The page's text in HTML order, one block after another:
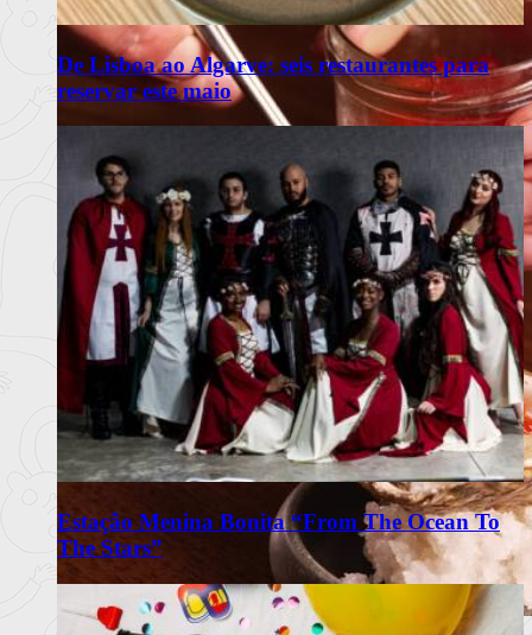
De Lisboa ao Algarve: seis restaurantes para
reservar este maio
Estação Menina Bonita “From The Ocean To
The Stars”